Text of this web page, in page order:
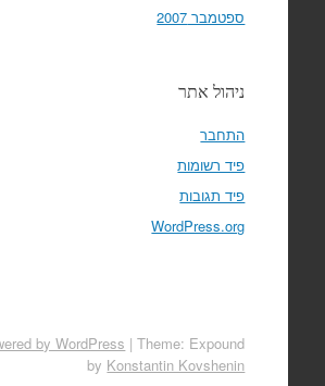
ספטמבר 2007
ניהול אתר
התחבר
פיד רשומות
פיד תגובות
WordPress.org
by WordPress |Theme: Expound
by Konstantin Kovshenin